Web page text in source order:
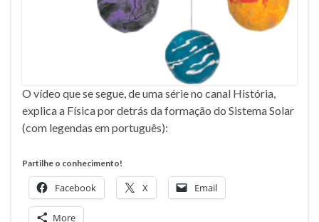
O vídeo que se segue, de uma série no canal História,
explica a Física por detrás da formação do Sistema Solar
(com legendas em português):
Partilhe o conhecimento!
Facebook X Email
More